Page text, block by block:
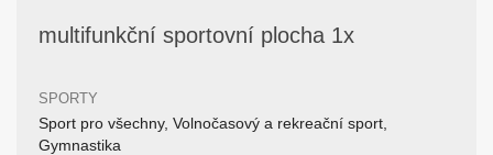
multifunkční sportovní plocha 1x
SPORTY
Sport pro všechny, Volnočasový a rekreační sport,
Gymnastika